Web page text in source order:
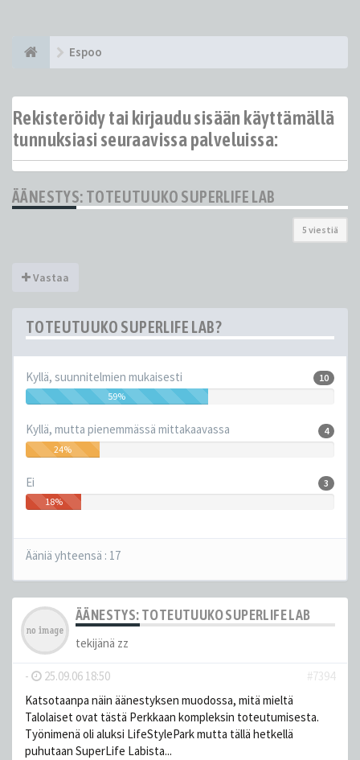
Espoo
Rekisteröidy tai kirjaudu sisään käyttämällä
tunnuksiasi seuraavissa palveluissa:
ÄÄNESTYS: TOTEUTUUKO SUPERLIFE LAB
5 viestiä
Vastaa
TOTEUTUUKO SUPERLIFE LAB?
Kyllä, suunnitelmien mukaisesti
10
59%
Kyllä, mutta pienemmässä mittakaavassa
4
24%
Ei
3
18%
Ääniä yhteensä : 17
ÄÄNESTYS: TOTEUTUUKO SUPERLIFE LAB
tekijänä zz
- 25.09.06 18:50
#7394
Katsotaanpa näin äänestyksen muodossa, mitä mieltä
Talolaiset ovat tästä Perkkaan kompleksin toteutumisesta.
Työnimenä oli aluksi LifeStylePark mutta tällä hetkellä
puhutaan SuperLife Labista...